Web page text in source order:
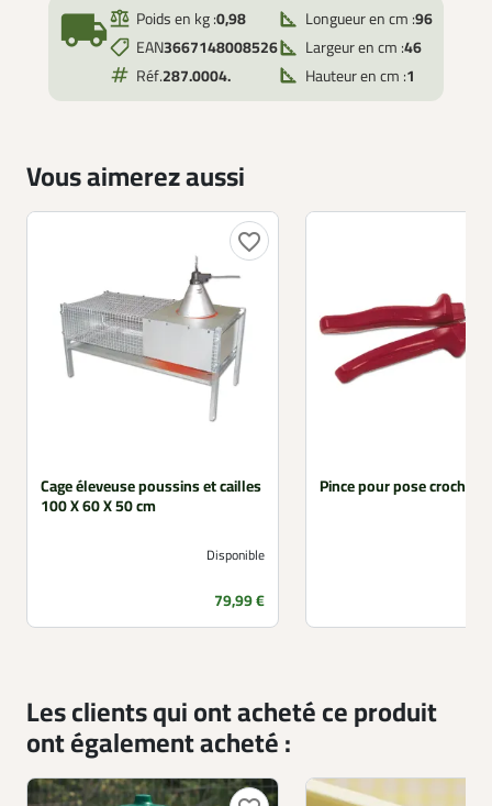
local_shipping Poids en kg :0,98
EAN3667148008526
Réf.287.0004.
Longueur en cm :96
Largeur en cm :46
Hauteur en cm :1
Vous aimerez aussi
favorite_border
Cage éleveuse poussins et cailles
100 X 60 X 50 cm
Disponible
Prix
79,99 €
Pince pour pose crochets
Les clients qui ont acheté ce produit
ont également acheté :